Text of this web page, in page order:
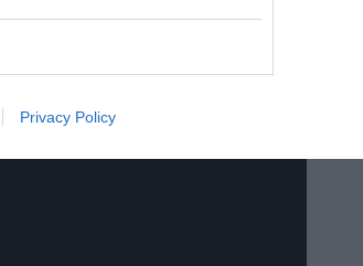
Privacy Policy